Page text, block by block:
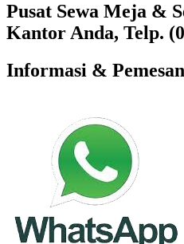
Pusat Sewa Meja &
Kantor Anda, Telp.
Informasi &